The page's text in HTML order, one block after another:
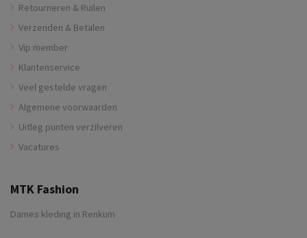
Retourneren & Ruilen
Verzenden & Betalen
Vip member
Klantenservice
Veel gestelde vragen
Algemene voorwaarden
Uitleg punten verzilveren
Vacatures
MTK Fashion
Dames kleding in Renkum